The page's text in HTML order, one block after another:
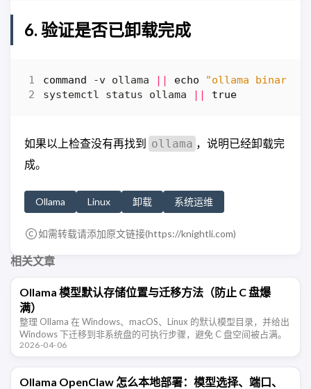
6. 验证是否已卸载完成
command -v ollama || echo
"ollama binary
systemctl status ollama
|| true
如果以上检查没有再找到 ollama ，说明已经卸载完
成。
Ollama Linux 卸载 系统运维
如需转载请添加原文链接(https://knightli.com)
相关文章
Ollama 模型默认存储位置与迁移方法（防止 C 盘爆
满）
整理 Ollama 在 Windows、macOS、Linux 的默认模型目录，并给出
Windows 下迁移到非系统盘的可执行步骤，避免 C 盘空间被占满。
2026-04-06
Ollama OpenClaw 怎么本地部署：模型选择、端口、